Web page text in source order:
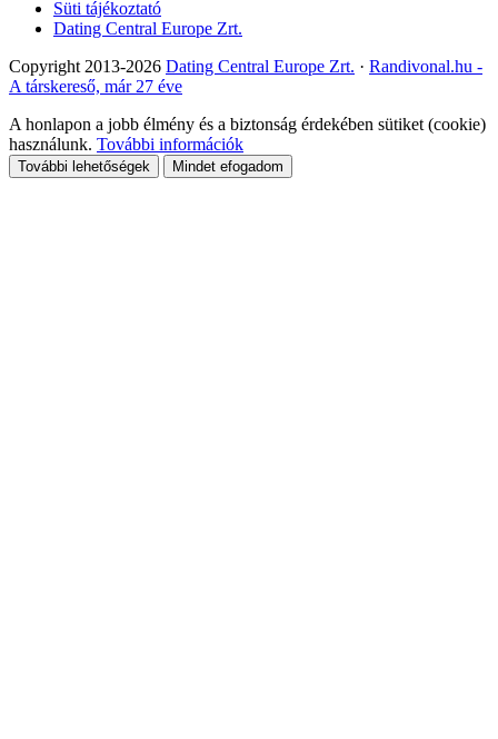
Süti tájékoztató
Dating Central Europe Zrt.
Copyright 2013-2026 Dating Central Europe Zrt. · Randivonal.hu -
A társkereső, már 27 éve
A honlapon a jobb élmény és a biztonság érdekében sütiket (cookie)
használunk. További információk
További lehetőségek Mindet efogadom